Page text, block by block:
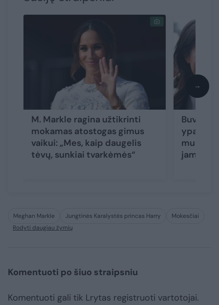
M. Markle ragina užtikrinti
mokamas atostogas gimus
vaikui: „Mes, kaip daugelis
tėvų, sunkiai tvarkėmės“
jam
→
Meghan Markle Jungtinės Karalystės princas Harry
Mokesčiai
Rodyti daugiau žymių
Komentuoti po šiuo straipsniu
Komentuoti gali tik Lrytas registruoti vartotojai.